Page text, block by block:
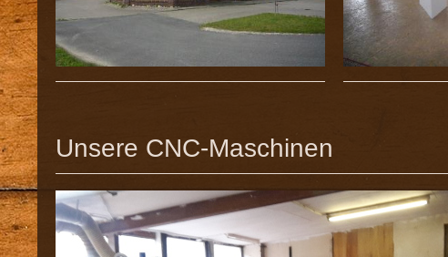
Unsere CNC-Maschinen